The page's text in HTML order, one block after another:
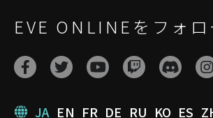
EVE ONLINEをフォロ
JA EN FR DE RU KO ES